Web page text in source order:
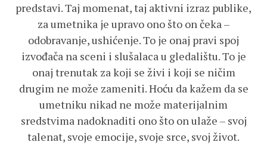
predstavi. Taj momenat, taj aktivni izraz publike,
za umetnika je upravo ono što on čeka –
odobravanje, ushićenje. To je onaj pravi spoj
izvođača na sceni i slušalaca u gledalištu. To je
onaj trenutak za koji se živi i koji se ničim
drugim ne može zameniti. Hoću da kažem da se
umetniku nikad ne može materijalnim
sredstvima nadoknaditi ono što on ulaže – svoj
talenat, svoje emocije, svoje srce, svoj život.